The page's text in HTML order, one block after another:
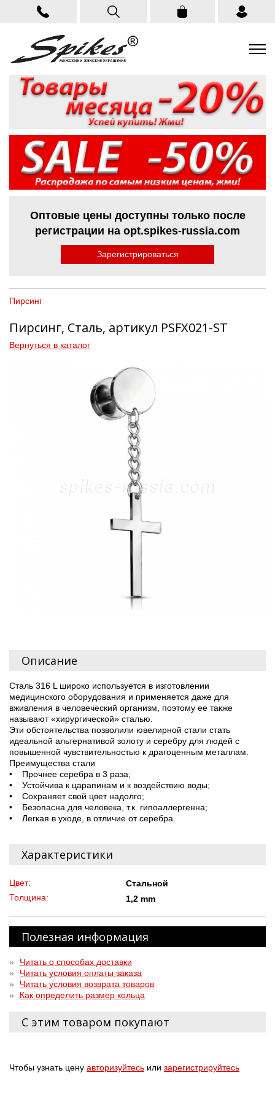
Оптовые цены доступны только после
регистрации на opt.spikes-russia.com
Зарегистрироваться
Пирсинг
Пирсинг, Сталь, артикул PSFX021-ST
Вернуться в каталог
Описание
Сталь 316 L широко используется в изготовлении
медицинского оборудования и применяется даже для
вживления в человеческий организм, поэтому ее также
называют «хирургической» сталью.
Эти обстоятельства позволили ювелирной стали стать
идеальной альтернативой золоту и серебру для людей с
повышенной чувствительностью к драгоценным металлам.
Преимущества стали
• Прочнее серебра в 3 раза;
• Устойчива к царапинам и к воздействию воды;
• Сохраняет свой цвет надолго;
• Безопасна для человека, т.к. гипоаллергенна;
• Легкая в уходе, в отличие от серебра.
Характеристики
Цвет:
Стальной
Толщина:
1,2 mm
Полезная информация
»
Читать о способах доставки
»
Читать условия оплаты заказа
»
Читать условия возврата товаров
»
Как определить размер кольца
С этим товаром покупают
Чтобы узнать цену авторизуйтесь или зарегистрируйтесь